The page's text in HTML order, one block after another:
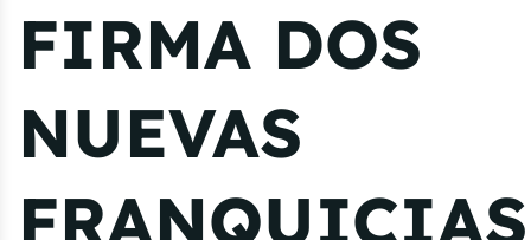
FIRMA DOS
NUEVAS
FRANQUICIAS